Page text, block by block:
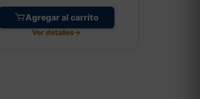
Agregar al carrito
Ver detalles→